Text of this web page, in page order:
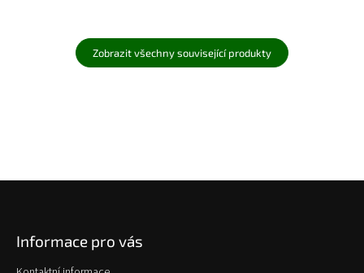
Zobrazit všechny související produkty
Informace pro vás